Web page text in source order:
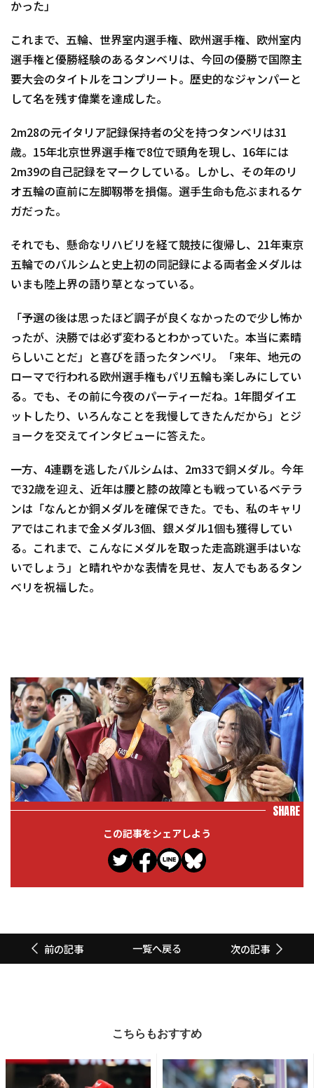
かった」
これまで、五輪、世界室内選手権、欧州選手権、欧州室内
選手権と優勝経験のあるタンベリは、今回の優勝で国際主
要大会のタイトルをコンプリート。歴史的なジャンパーと
して名を残す偉業を達成した。
2m28の元イタリア記録保持者の父を持つタンベリは31
歳。15年北京世界選手権で8位で頭角を現し、16年には
2m39の自己記録をマークしている。しかし、その年のリ
オ五輪の直前に左脚靱帯を損傷。選手生命も危ぶまれるケ
ガだった。
それでも、懸命なリハビリを経て競技に復帰し、21年東京
五輪でのバルシムと史上初の同記録による両者金メダルは
いまも陸上界の語り草となっている。
「予選の後は思ったほど調子が良くなかったので少し怖か
ったが、決勝では必ず変わるとわかっていた。本当に素晴
らしいことだ」と喜びを語ったタンベリ。「来年、地元の
ローマで行われる欧州選手権もパリ五輪も楽しみにしてい
る。でも、その前に今夜のパーティーだね。1年間ダイエ
ットしたり、いろんなことを我慢してきたんだから」とジ
ョークを交えてインタビューに答えた。
一方、4連覇を逃したバルシムは、2m33で銅メダル。今年
で32歳を迎え、近年は腰と膝の故障とも戦っているベテラ
ンは「なんとか銅メダルを確保できた。でも、私のキャリ
アではこれまで金メダル3個、銀メダル1個も獲得してい
る。これまで、こんなにメダルを取った走高跳選手はいな
いでしょう」と晴れやかな表情を見せ、友人でもあるタン
ベリを祝福した。
SHARE
この記事をシェアしよう
前の記事 一覧へ戻る 次の記事
こちらもおすすめ